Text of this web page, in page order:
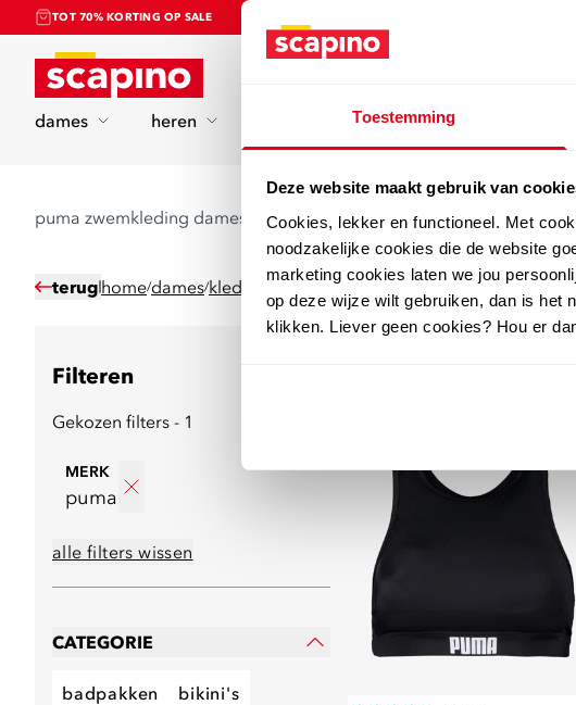
Toestemming
Deze website maakt gebruik van
Cookies, lekker en functioneel. Met
noodzakelijke cookies die de website
marketing cookies laten we jou
op deze wijze wilt gebruiken, dan is het
klikken. Liever geen cookies? Hou er
TOT 70% KORTING OP SALE
Home
dames heren sport
puma zwemkleding dames
terug home/dames/kleding badkleding
Filteren
Gekozen filters - 1
MERK
puma
alle filters wissen
CATEGORIE
badpakken bikini's